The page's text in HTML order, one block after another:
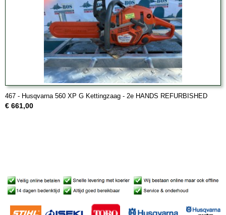
467 - Husqvarna 560 XP G Kettingzaag - 2e HANDS REFURBISHED
€ 661,00